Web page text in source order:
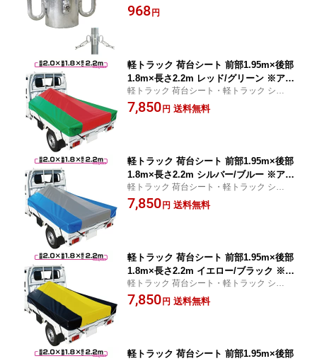
柵！
968 円
軽トラック 荷台シート 前部1.95m×後部
1.8m×長さ2.2m レッド/グリーン ※アル
ミ製荷台フレーム別売【軽トラック シ
ート・トラックシート・軽トラック シ
軽トラック 荷台シート・軽トラック シー
ト・軽トラック シートカバー 用品
7,850 円 送料無料
軽トラック 荷台シート 前部1.95m×後部
1.8m×長さ2.2m シルバー/ブルー ※アル
ミ製荷台フレーム別売【軽トラック シ
ート・トラックシート・軽トラック シ
軽トラック 荷台シート・軽トラック シー
ト・軽トラック シートカバー 用品
7,850 円 送料無料
軽トラック 荷台シート 前部1.95m×後部
1.8m×長さ2.2m イエロー/ブラック ※ア
ルミ製荷台フレーム別売【軽トラック
シート・トラックシート・軽トラック
軽トラック 荷台シート・軽トラック シー
ト・軽トラック シートカバー 用品
7,850 円 送料無料
軽トラック 荷台シート 前部1.95m×後部